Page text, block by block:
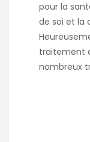
pour la
de soi et la
traitement
nombreux